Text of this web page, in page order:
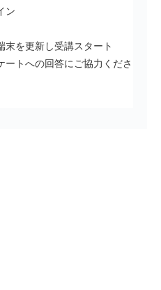
ン
を更新し受講スタート
トへの回答にご協力くださ